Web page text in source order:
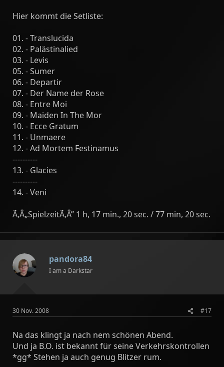
Hier kommt die Setliste:
01. - Translucida
02. - Palästinalied
03. - Levis
05. - Sumer
06. - Departir
07. - Der Name der Rose
08. - Entre Moi
09. - Maiden In The Mor
10. - Ecce Gratum
11. - Unmaere
12. - Ad Mortem Festinamus
----------
13. - Glacies
----------
14. - Veni
Ã‚Â„SpielzeitÃ‚Â” 1 h, 17 min., 20 sec. / 77 min, 20 sec.
pandora84
I am a Darkstar
30 Nov. 2008 #17
Na das klingt ja nach nem schönen Abend.
Und ja B.O. ist bekannt für seine Verkehrskontrollen
*gg* Stehen ja auch genug Blitzer rum.